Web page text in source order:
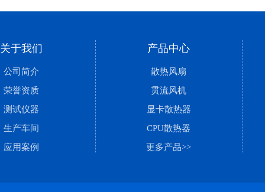
关于我们
公司简介
荣誉资质
测试仪器
生产车间
应用案例
产品中心
散热风扇
贯流风机
显卡散热器
CPU散热器
更多产品>>